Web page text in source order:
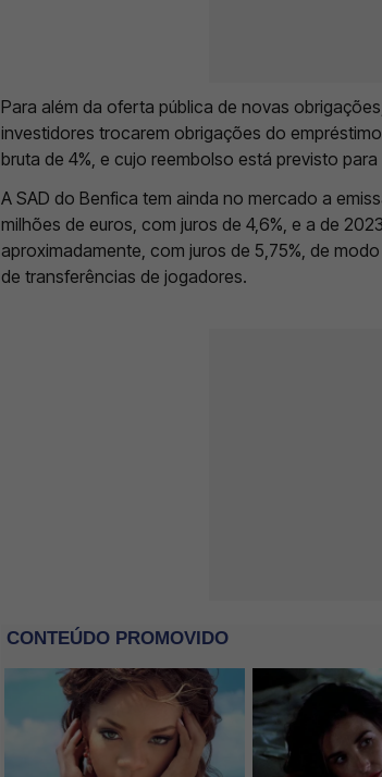
Para além da oferta pública de novas
investidores trocarem obrigações do
bruta de 4%, e cujo reembolso está previsto
A SAD do Benfica tem ainda no mercado a
milhões de euros, com juros de 4,6%, e a de
aproximadamente, com juros de 5,75%, de
de transferências de jogadores.